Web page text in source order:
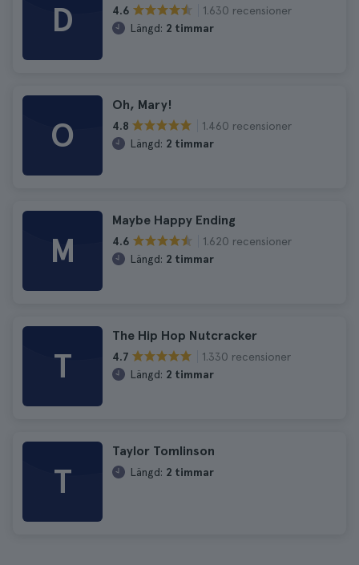
D 4.6
1.630 recensioner
Längd: 2 timmar
O
Oh, Mary!
4.8
1.460 recensioner
Längd: 2 timmar
M
Maybe Happy Ending
4.6
1.620 recensioner
Längd: 2 timmar
T
The Hip Hop Nutcracker
4.7
1.330 recensioner
Längd: 2 timmar
T
Taylor Tomlinson
Längd: 2 timmar